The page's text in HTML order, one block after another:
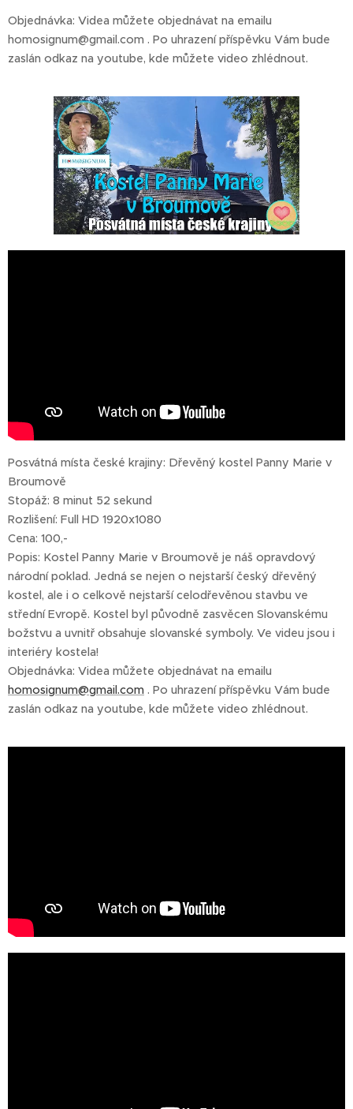
Objednávka: Videa můžete objednávat na emailu
homosignum@gmail.com . Po uhrazení příspěvku Vám bude
zaslán odkaz na youtube, kde můžete video zhlédnout.
Posvátná místa české krajiny: Dřevěný kostel Panny Marie v
Broumově
Stopáž: 8 minut 52 sekund
Rozlišení: Full HD 1920x1080
Cena: 100,-
Popis: Kostel Panny Marie v Broumově je náš opravdový
národní poklad. Jedná se nejen o nejstarší český dřevěný
kostel, ale i o celkově nejstarší celodřevěnou stavbu ve
střední Evropě. Kostel byl původně zasvěcen Slovanskému
božstvu a uvnitř obsahuje slovanské symboly. Ve videu jsou i
interiéry kostela!
Objednávka: Videa můžete objednávat na emailu
homosignum@gmail.com . Po uhrazení příspěvku Vám bude
zaslán odkaz na youtube, kde můžete video zhlédnout.